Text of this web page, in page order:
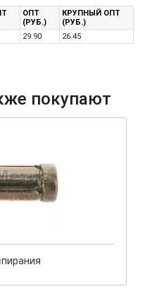
ОПТ
(РУБ.)
КРУПНЫЙ ОПТ
(РУБ.)
29.90 26.45
покупают